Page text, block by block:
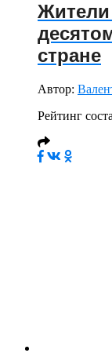
Жители
стране
Автор:
Рейтинг